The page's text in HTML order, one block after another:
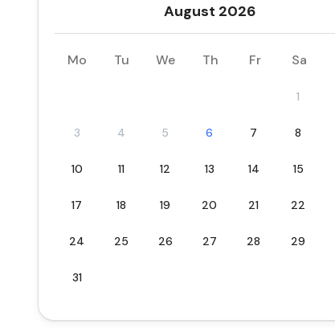
August 2026
Mo Tu We Th Fr Sa
1
3 4 5 6 7 8
10 11 12 13 14 15
17 18 19 20 21 22
24 25 26 27 28 29
31